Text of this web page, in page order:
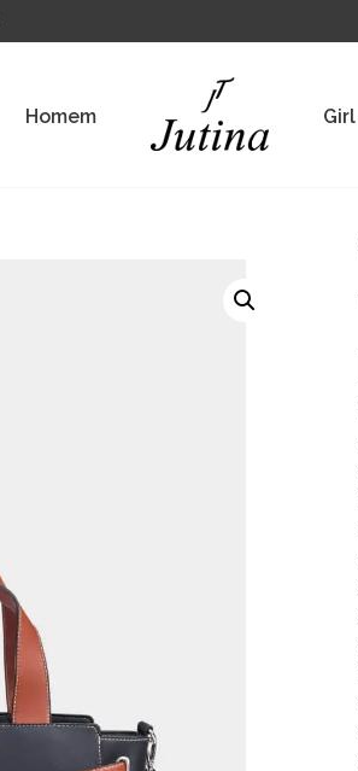
Homem Girl